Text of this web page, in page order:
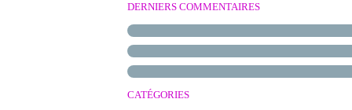
DERNIERS COMMENTAIRES
CATÉGORIES